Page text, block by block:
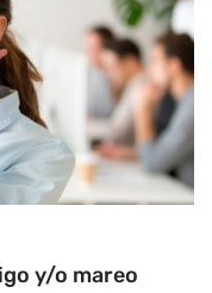
y/o mareo